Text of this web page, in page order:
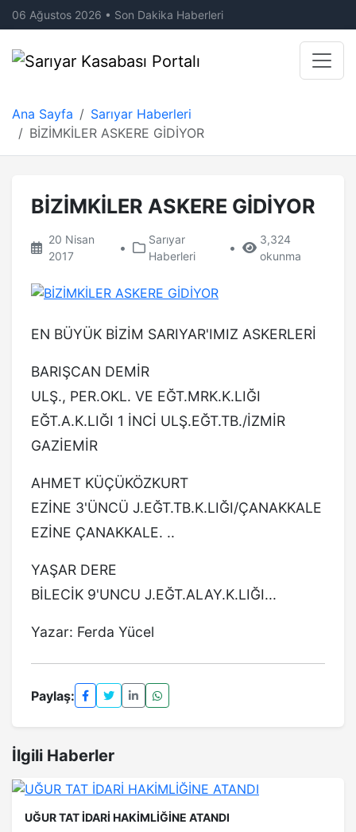
06 Ağustos 2026 • Son Dakika Haberleri
Ana Sayfa
Sarıyar Haberleri
BİZİMKİLER ASKERE GİDİYOR
BİZİMKİLER ASKERE GİDİYOR
20 Nisan
2017
•
Sarıyar
Haberleri
•
3,324
okunma
EN BÜYÜK BİZİM SARIYAR'IMIZ ASKERLERİ
BARIŞCAN DEMİR
ULŞ., PER.OKL. VE EĞT.MRK.K.LIĞI
EĞT.A.K.LIĞI 1 İNCİ ULŞ.EĞT.TB./İZMİR
GAZİEMİR
AHMET KÜÇÜKÖZKURT
EZİNE 3'ÜNCÜ J.EĞT.TB.K.LIĞI/ÇANAKKALE
EZİNE ÇANAKKALE. ..
YAŞAR DERE
BİLECİK 9'UNCU J.EĞT.ALAY.K.LIĞI...
Yazar: Ferda Yücel
Paylaş:
İlgili Haberler
UĞUR TAT İDARİ HAKİMLİĞİNE ATANDI